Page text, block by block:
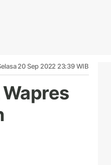
20 Sep 2022 23:39 WIB